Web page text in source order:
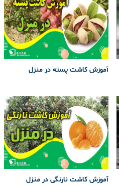
آموزش کاشت پسته در منزل
آموزش کاشت نارنگی در منزل